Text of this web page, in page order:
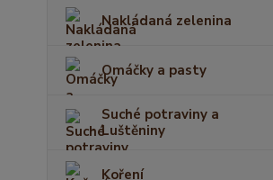
Nakládaná zelenina
Omáčky a pasty
Suché potraviny a
Luštěniny
Koření